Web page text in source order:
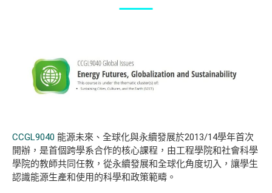
CCGL9040 能源未來、全球化與永續發展於2013/14學年首次
開辦，是首個跨學系合作的核心課程，由工程學院和社會科學
學院的教師共同任教，從永續發展和全球化角度切入，讓學生
認識能源生產和使用的科學和政策範疇。